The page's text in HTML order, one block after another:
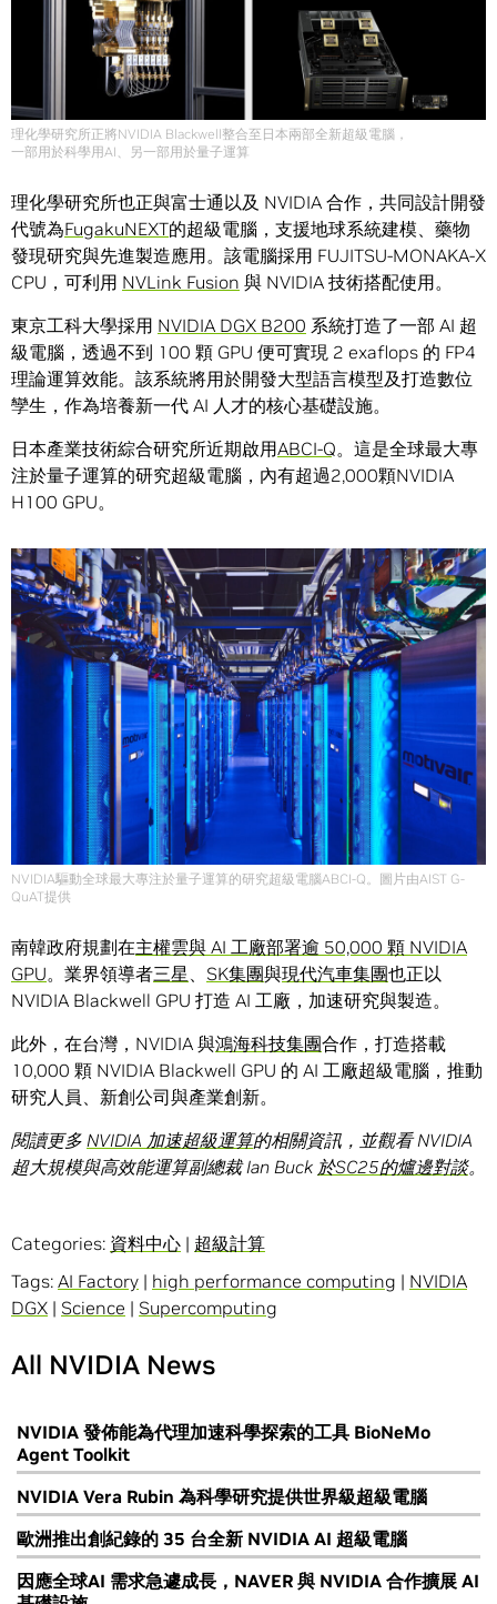
理化學研究所正將NVIDIA Blackwell整合至日本兩部全新超級電腦，
一部用於科學用AI、另一部用於量子運算
理化學研究所也正與富士通以及 NVIDIA 合作，共同設計開發
代號為FugakuNEXT的超級電腦，支援地球系統建模、藥物
發現研究與先進製造應用。該電腦採用 FUJITSU-MONAKA-X
CPU，可利用 NVLink Fusion 與 NVIDIA 技術搭配使用。
東京工科大學採用 NVIDIA DGX B200 系統打造了一部 AI 超
級電腦，透過不到 100 顆 GPU 便可實現 2 exaflops 的 FP4
理論運算效能。該系統將用於開發大型語言模型及打造數位
孿生，作為培養新一代 AI 人才的核心基礎設施。
日本產業技術綜合研究所近期啟用ABCI-Q。這是全球最大專
注於量子運算的研究超級電腦，內有超過2,000顆NVIDIA
H100 GPU。
NVIDIA驅動全球最大專注於量子運算的研究超級電腦ABCI-Q。圖片由AIST G-
QuAT提供
南韓政府規劃在主權雲與 AI 工廠部署逾 50,000 顆 NVIDIA
GPU。業界領導者三星 、 SK集團與現代汽車集團也正以
NVIDIA Blackwell GPU 打造 AI 工廠，加速研究與製造。
此外，在台灣，NVIDIA 與鴻海科技集團合作，打造搭載
10,000 顆 NVIDIA Blackwell GPU 的 AI 工廠超級電腦，推動
研究人員、新創公司與產業創新。
閱讀更多 NVIDIA 加速超級運算的相關資訊，並觀看NVIDIA
超大規模與高效能運算副總裁Ian Buck 於SC25的爐邊對談。
Categories: 資料中心 | 超級計算
Tags: AI Factory | high performance computing | NVIDIA
DGX | Science | Supercomputing
All NVIDIA News
NVIDIA 發佈能為代理加速科學探索的工具 BioNeMo
Agent Toolkit
NVIDIA Vera Rubin 為科學研究提供世界級超級電腦
歐洲推出創紀錄的 35 台全新 NVIDIA AI 超級電腦
因應全球AI 需求急遽成長，NAVER 與 NVIDIA 合作擴展 AI